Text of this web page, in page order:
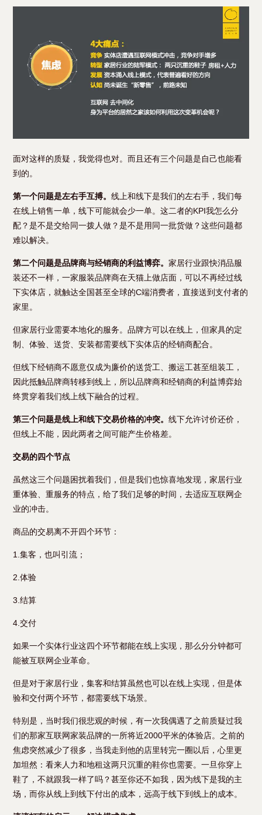
面对这样的质疑，我觉得也对。而且还有三个问题是自己也能看
到的。
第一个问题是左右手互搏。线上和线下是我们的左右手，我们每
在线上销售一单，线下可能就会少一单。这二者的KPI我怎么分
配？是不是交给同一拨人做？是不是用同一批货做？这些问题都
难以解决。
第二个问题是品牌商与经销商的利益博弈。家居行业跟快消品服
装还不一样，一家服装品牌商在天猫上做店面，可以不再经过线
下实体店，就触达全国甚至全球的C端消费者，直接送到支付者的
家里。
但家居行业需要本地化的服务。品牌方可以在线上，但家具的定
制、体验、送货、安装都需要线下实体店的经销商配合。
但线下经销商不愿意仅成为廉价的送货工、搬运工甚至组装工，
因此抵触品牌商转移到线上，所以品牌商和经销商的利益博弈始
终贯穿着我们线上线下融合的过程。
第三个问题是线上和线下交易价格的冲突。线下允许讨价还价，
但线上不能，因此两者之间可能产生价格差。
交易的四个节点
虽然这三个问题困扰着我们，但是我们也惊喜地发现，家居行业
重体验、重服务的特点，给了我们足够的时间，去适应互联网企
业的冲击。
商品的交易离不开四个环节：
1.集客，也叫引流；
2.体验
3.结算
4.交付
如果一个实体行业这四个环节都能在线上实现，那么分分钟都可
能被互联网企业革命。
但是对于家居行业，集客和结算虽然也可以在线上实现，但是体
验和交付两个环节，都需要线下场景。
特别是，当时我们很悲观的时候，有一次我偶遇了之前质疑过我
们的那家互联网家装品牌的一所将近2000平米的体验店。之前的
焦虑突然减少了很多，当我走到他的店里转完一圈以后，心里更
加坦然：看来人力和地租这两只沉重的鞋你也需要。一旦你穿上
鞋了，不就跟我一样了吗？甚至你还不如我，因为线下是我的主
场，而你从线上到线下付出的成本，远高于线下到线上的成本。